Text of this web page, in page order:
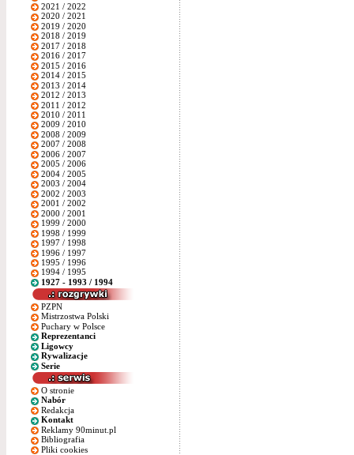
2021 / 2022
2020 / 2021
2019 / 2020
2018 / 2019
2017 / 2018
2016 / 2017
2015 / 2016
2014 / 2015
2013 / 2014
2012 / 2013
2011 / 2012
2010 / 2011
2009 / 2010
2008 / 2009
2007 / 2008
2006 / 2007
2005 / 2006
2004 / 2005
2003 / 2004
2002 / 2003
2001 / 2002
2000 / 2001
1999 / 2000
1998 / 1999
1997 / 1998
1996 / 1997
1995 / 1996
1994 / 1995
1927 - 1993 / 1994
PZPN
Mistrzostwa Polski
Puchary w Polsce
Reprezentanci
Ligowcy
Rywalizacje
Serie
O stronie
Nabór
Redakcja
Kontakt
Reklamy 90minut.pl
Bibliografia
Pliki cookies